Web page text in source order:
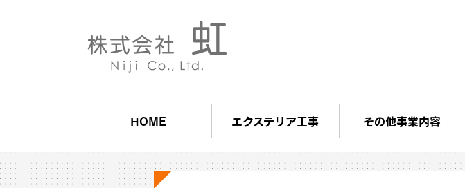
HOME エクステリア工事 その他事業内容